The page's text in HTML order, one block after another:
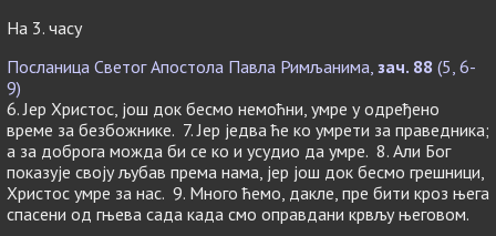
На 3. часу
Посланица Светог Апостола Павла Римљанима, зач. 88 (5, 6-
9)
6. Јер Христос, још док бесмо немоћни, умре у одређено
време за безбожнике. 7. Јер једва ће ко умрети за праведника;
а за доброга можда би се ко и усудио да умре. 8. Али Бог
показује своју љубав према нама, јер још док бесмо грешници,
Христос умре за нас. 9. Много ћемо, дакле, пре бити кроз њега
спасени од гњева сада када смо оправдани крвљу његовом.